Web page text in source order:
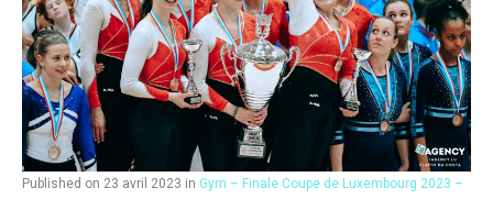
Published on 23 avril 2023 in Gym – Finale Coupe de Luxembourg 2023 –